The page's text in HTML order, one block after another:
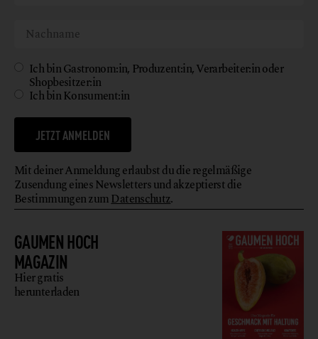
GAUMEN HOCH
MAGAZIN
Hier gratis
herunterladen
Ich bin Gastronom:in, Produzent:in, Verarbeiter:in oder
Shopbesitzer:in
Ich bin Konsument:in
JETZT ANMELDEN
Mit deiner Anmeldung erlaubst du die regelmäßige
Zusendung eines Newsletters und akzeptierst die
Bestimmungen zumDatenschutz.